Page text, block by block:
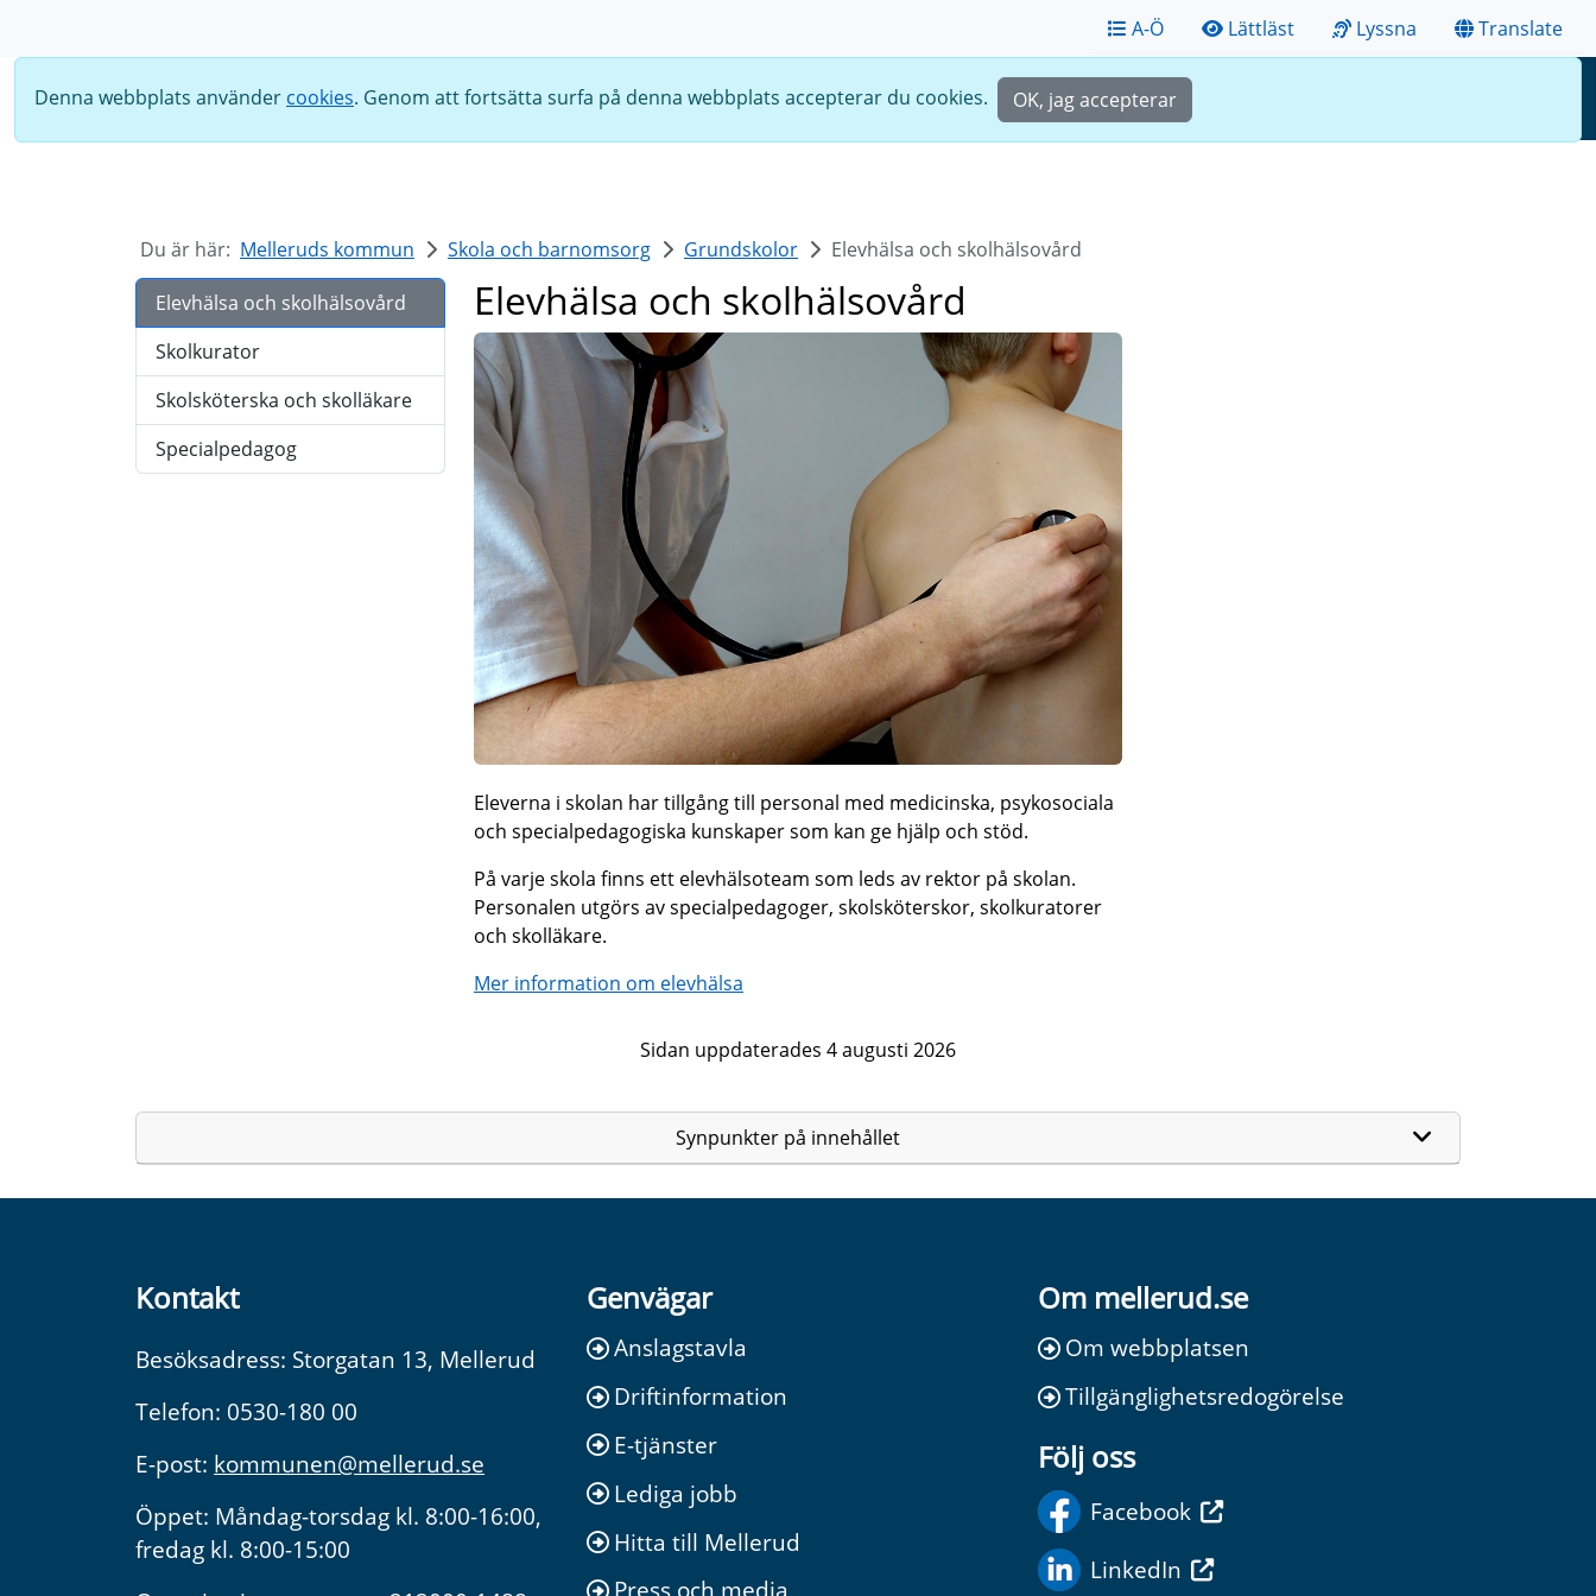
A-Ö Lättläst Lyssna
Translate
Denna webbplats använder cookies. Genom att fortsätta surfa på denna webbplats accepterar du cookies. OK, jag accepterar
Du är här: Melleruds kommun Skola och barnomsorg Grundskolor Elevhälsa och skolhälsovård
Elevhälsa och skolhälsovård
Skolkurator
Skolsköterska och skolläkare
Specialpedagog
Elevhälsa och skolhälsovård
Eleverna i skolan har tillgång till personal med medicinska, psykosociala
och specialpedagogiska kunskaper som kan ge hjälp och stöd.
På varje skola finns ett elevhälsoteam som leds av rektor på skolan.
Personalen utgörs av specialpedagoger, skolsköterskor, skolkuratorer
och skolläkare.
Mer information om elevhälsa
Sidan uppdaterades 4 augusti 2026
Synpunkter på innehållet
Kontakt
Besöksadress: Storgatan 13, Mellerud
Telefon: 0530-180 00
E-post: kommunen@mellerud.se
Öppet: Måndag-torsdag kl. 8:00-16:00,
fredag kl. 8:00-15:00
Genvägar
Anslagstavla
Driftinformation
E-tjänster
Lediga jobb
Hitta till Mellerud
Om mellerud.se
Om webbplatsen
Tillgänglighetsredogörelse
Följ oss
Facebook
LinkedIn